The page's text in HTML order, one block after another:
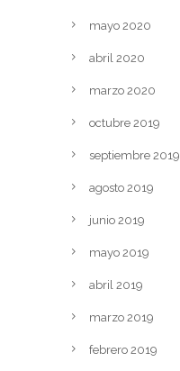
mayo 2020
abril 2020
marzo 2020
octubre 2019
septiembre 2019
agosto 2019
junio 2019
mayo 2019
abril 2019
marzo 2019
febrero 2019